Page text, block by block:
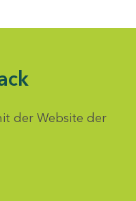
der Website der
auswählen